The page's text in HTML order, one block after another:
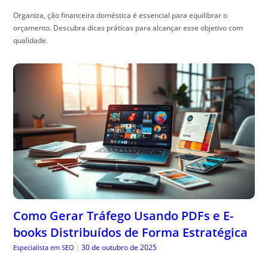
Organiza, ção financeira doméstica é essencial para equilibrar o
orçamento. Descubra dicas práticas para alcançar esse objetivo com
qualidade.
Como Gerar Tráfego Usando PDFs e E-
books Distribuídos de Forma Estratégica
Especialista em SEO | 30 de outubro de 2025